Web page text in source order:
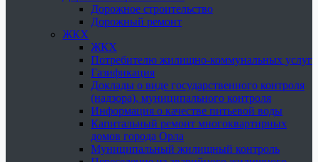
Дорожное строительство
Дорожный ремонт
ЖКХ
ЖКХ
Потребителю жилищно-коммунальных услуг
Газификация
Доклады о виде государственного контроля
(надзора), муниципального контроля
Информация о качестве питьевой воды
Капитальный ремонт многоквартирных
домов города Орла
Муниципальный жилищный контроль